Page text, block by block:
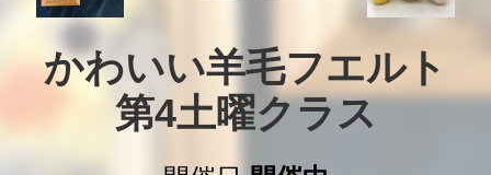
かわいい羊毛フエルト
第4土曜クラス